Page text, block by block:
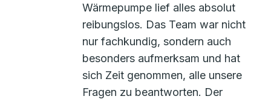
Wärmepumpe lief alles absolut
reibungslos. Das Team war nicht
nur fachkundig, sondern auch
besonders aufmerksam und hat
sich Zeit genommen, alle unsere
Fragen zu beantworten. Der